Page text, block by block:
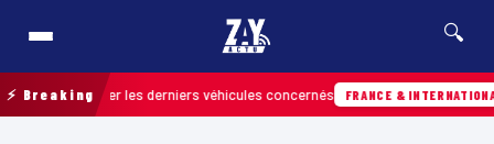
🔍
⚡ Breakingles derniers véhicules concernés FRANCE & INTERNATIONALE 07/